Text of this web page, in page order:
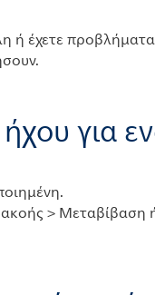
ή έχετε
για
ακοής > Μεταβίβαση